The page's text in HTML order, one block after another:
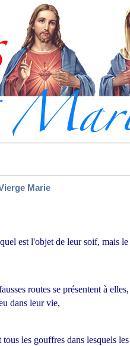
Marie
est l'objet de leur soif, mais le
routes se présentent à elles,
dans leur vie,
les gouffres dans lesquels les